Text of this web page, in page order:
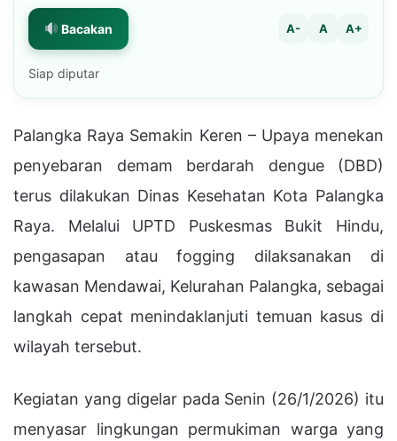
Bacakan A- A A+
Siap diputar
Palangka Raya Semakin Keren – Upaya menekan
penyebaran demam berdarah dengue (DBD)
terus dilakukan Dinas Kesehatan Kota Palangka
Raya. Melalui UPTD Puskesmas Bukit Hindu,
pengasapan atau fogging dilaksanakan di
kawasan Mendawai, Kelurahan Palangka, sebagai
langkah cepat menindaklanjuti temuan kasus di
wilayah tersebut.
Kegiatan yang digelar pada Senin (26/1/2026) itu
menyasar lingkungan permukiman warga yang